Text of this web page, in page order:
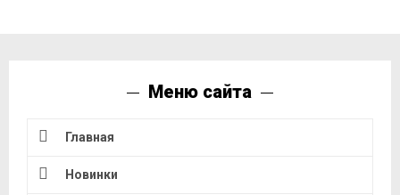
Меню сайта
Главная
Новинки